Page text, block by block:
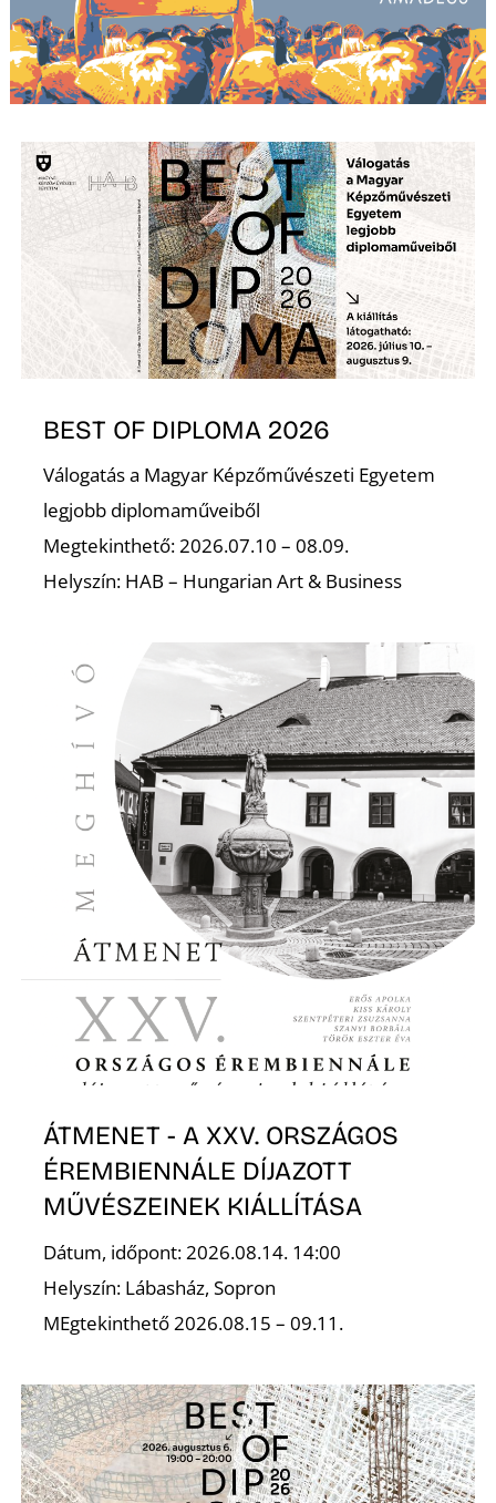
BEST OF DIPLOMA 2026
Válogatás a Magyar Képzőművészeti Egyetem
legjobb diplomaműveiből
Megtekinthető: 2026.07.10 – 08.09.
Helyszín: HAB – Hungarian Art & Business
ÁTMENET - A XXV. ORSZÁGOS
ÉREMBIENNÁLE DÍJAZOTT
MŰVÉSZEINEK KIÁLLÍTÁSA
Dátum, időpont: 2026.08.14. 14:00
Helyszín: Lábasház, Sopron
MEgtekinthető 2026.08.15 – 09.11.